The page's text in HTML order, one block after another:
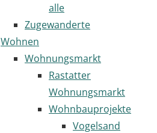
alle
Zugewanderte
Wohnen
Wohnungsmarkt
Rastatter
Wohnungsmarkt
Wohnbauprojekte
Vogelsand